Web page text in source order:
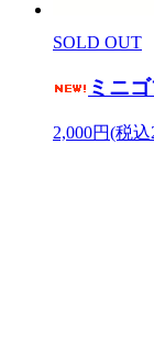
SOLD OUT
ミニ
2,000円(税込